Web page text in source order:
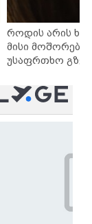
როდის არის
მისი
უსაფრთხო